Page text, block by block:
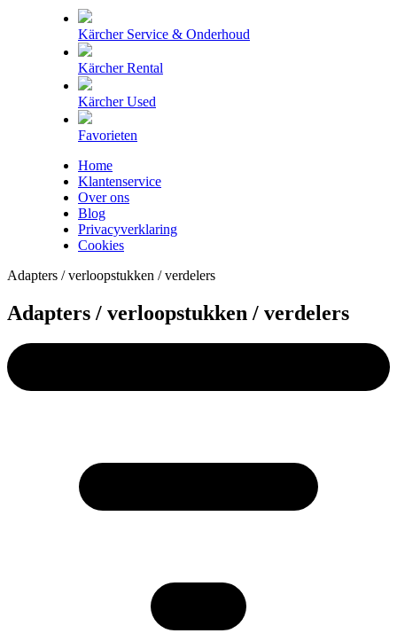
Kärcher Service & Onderhoud
Kärcher Rental
Kärcher Used
Favorieten
Home
Klantenservice
Over ons
Blog
Privacyverklaring
Cookies
Adapters / verloopstukken / verdelers
Adapters / verloopstukken / verdelers